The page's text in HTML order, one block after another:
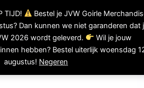
TIJD!
Bestel je JVW Goirle
Dan kunnen we niet garanderen dat
2026 wordt geleverd.
Wil je jouw
hebben? Bestel uiterlijk woensdag
augustus! Negeren
0
Winkelwagen